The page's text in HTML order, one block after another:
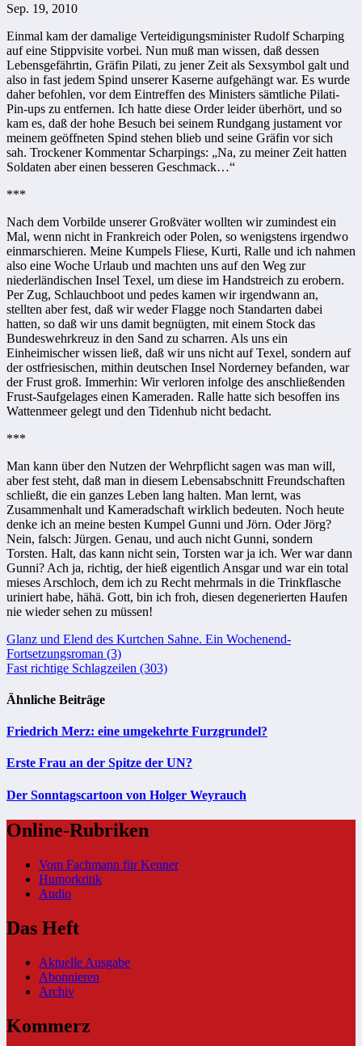
Sep. 19, 2010
Einmal kam der damalige Verteidigungsminister Rudolf Scharping
auf eine Stippvisite vorbei. Nun muß man wissen, daß dessen
Lebensgefährtin, Gräfin Pilati, zu jener Zeit als Sexsymbol galt und
also in fast jedem Spind unserer Kaserne aufgehängt war. Es wurde
daher befohlen, vor dem Eintreffen des Ministers sämtliche Pilati-
Pin-ups zu entfernen. Ich hatte diese Order leider überhört, und so
kam es, daß der hohe Besuch bei seinem Rundgang justament vor
meinem geöffneten Spind stehen blieb und seine Gräfin vor sich
sah. Trockener Kommentar Scharpings: „Na, zu meiner Zeit hatten
Soldaten aber einen besseren Geschmack…“
***
Nach dem Vorbilde unserer Großväter wollten wir zumindest ein
Mal, wenn nicht in Frankreich oder Polen, so wenigstens irgendwo
einmarschieren. Meine Kumpels Fliese, Kurti, Ralle und ich nahmen
also eine Woche Urlaub und machten uns auf den Weg zur
niederländischen Insel Texel, um diese im Handstreich zu erobern.
Per Zug, Schlauchboot und pedes kamen wir irgendwann an,
stellten aber fest, daß wir weder Flagge noch Standarten dabei
hatten, so daß wir uns damit begnügten, mit einem Stock das
Bundeswehrkreuz in den Sand zu scharren. Als uns ein
Einheimischer wissen ließ, daß wir uns nicht auf Texel, sondern auf
der ostfriesischen, mithin deutschen Insel Norderney befanden, war
der Frust groß. Immerhin: Wir verloren infolge des anschließenden
Frust-Saufgelages einen Kameraden. Ralle hatte sich besoffen ins
Wattenmeer gelegt und den Tidenhub nicht bedacht.
***
Man kann über den Nutzen der Wehrpflicht sagen was man will,
aber fest steht, daß man in diesem Lebensabschnitt Freundschaften
schließt, die ein ganzes Leben lang halten. Man lernt, was
Zusammenhalt und Kameradschaft wirklich bedeuten. Noch heute
denke ich an meine besten Kumpel Gunni und Jörn. Oder Jörg?
Nein, falsch: Jürgen. Genau, und auch nicht Gunni, sondern
Torsten. Halt, das kann nicht sein, Torsten war ja ich. Wer war dann
Gunni? Ach ja, richtig, der hieß eigentlich Ansgar und war ein total
mieses Arschloch, dem ich zu Recht mehrmals in die Trinkflasche
uriniert habe, hähä. Gott, bin ich froh, diesen degenerierten Haufen
nie wieder sehen zu müssen!
Beitragsnavigation
Glanz und Elend des Kurtchen Sahne. Ein Wochenend-
Fortsetzungsroman (3)
Fast richtige Schlagzeilen (303)
Ähnliche Beiträge
Friedrich Merz: eine umgekehrte Furzgrundel?
Erste Frau an der Spitze der UN?
Der Sonntagscartoon von Holger Weyrauch
Online-Rubriken
Vom Fachmann für Kenner
Humorkritik
Audio
Das Heft
Aktuelle Ausgabe
Abonnieren
Archiv
Kommerz